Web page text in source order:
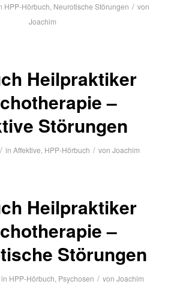
HPP-Hörbuch, Neurotische Störungen / von
Joachim
Heilpraktiker
–
Störungen
/ inAffektive, HPP-Hörbuch / vonJoachim
Heilpraktiker
–
Störungen
in HPP-Hörbuch, Psychosen / vonJoachim